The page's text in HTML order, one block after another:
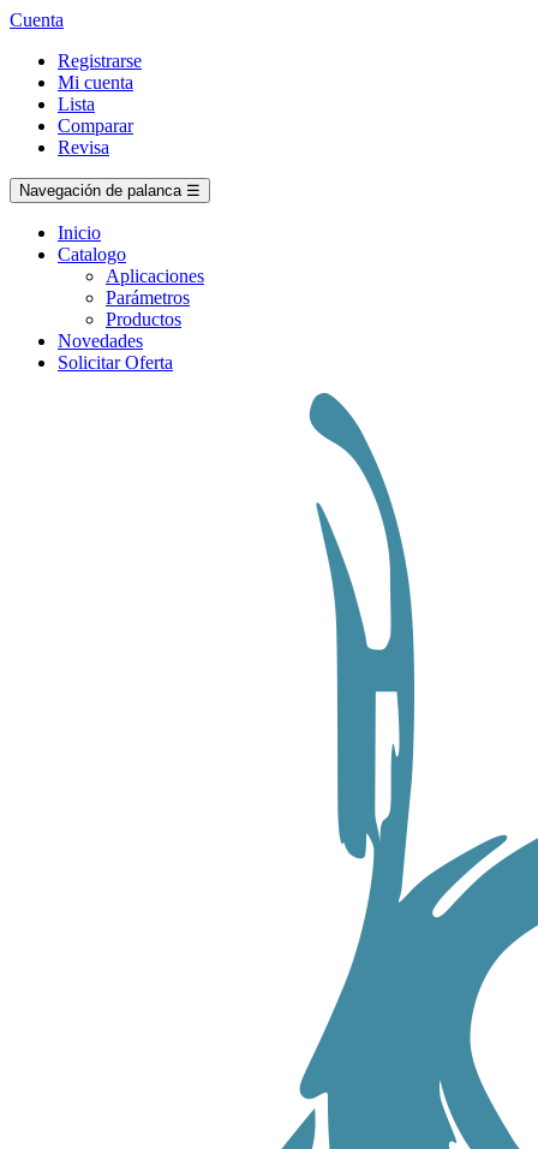
Cuenta
Registrarse
Mi cuenta
Lista
Comparar
Revisa
Navegación de palanca ☰
Inicio
Catalogo
Aplicaciones
Parámetros
Productos
Novedades
Solicitar Oferta